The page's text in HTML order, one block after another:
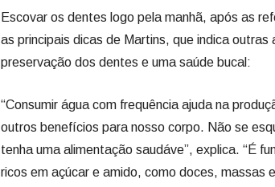
Escovar os dentes logo pela manhã, após as
as principais dicas de Martins, que indica
preservação dos dentes e uma saúde bucal:
“Consumir água com frequência ajuda na
outros benefícios para nosso corpo. Não se
tenha uma alimentação saudáve”, explica. “É
ricos em açúcar e amido, como doces, massas